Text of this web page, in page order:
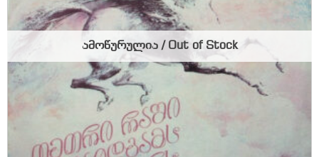
ამოწურულია / Out of Stock